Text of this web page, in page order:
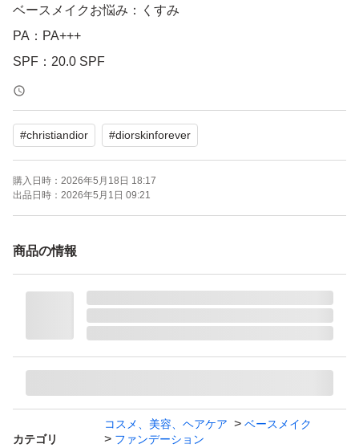
ベースメイクお悩み：くすみ
PA：PA+++
SPF：20.0 SPF
ジャンル：ラグジュアリー
2025年1頃開封し、友人から頂いたお品でした。日本人向
け肌色、8〜9割です。
試してみたい方〜
#christiandior #diorskinforever
購入日時： 2026年5月18日 18:17
出品日時： 2026年5月1日 09:21
商品の情報
カテゴリ
コスメ、美容、ヘアケア
ベースメイク
ファンデーション